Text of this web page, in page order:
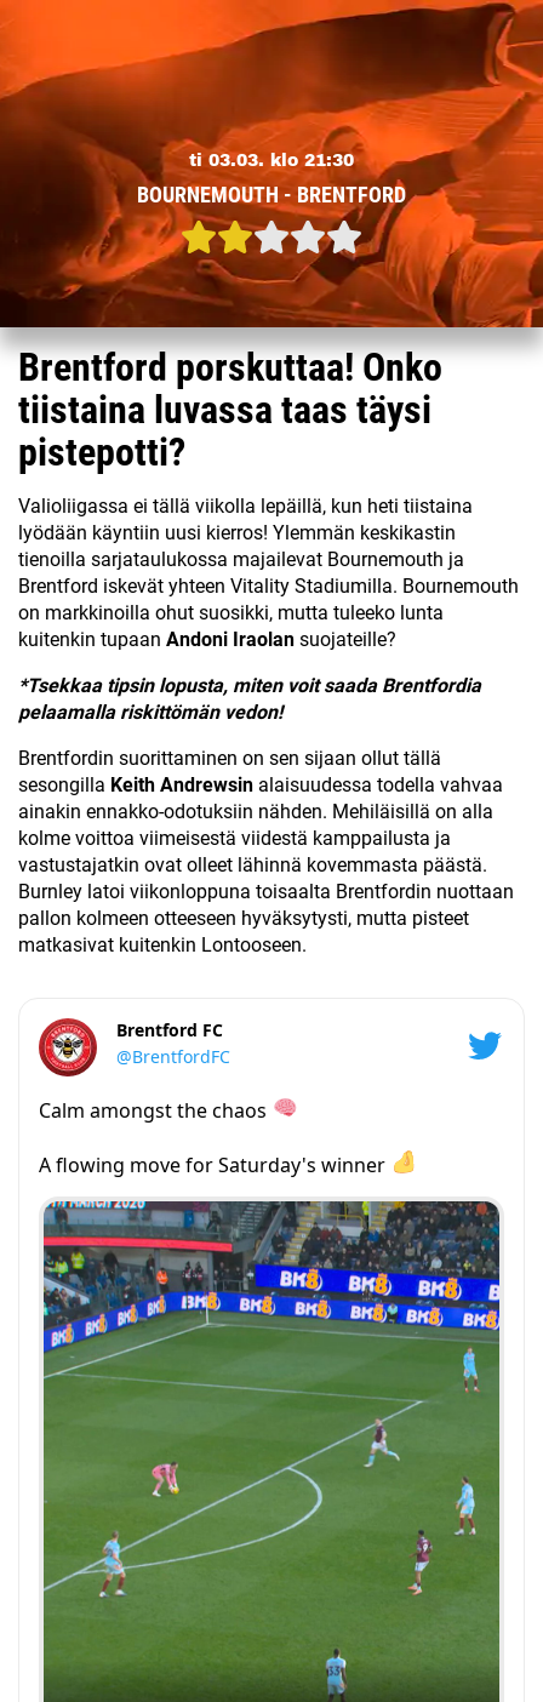
ti 03.03. klo 21:30
BOURNEMOUTH - BRENTFORD
Brentford porskuttaa! Onko
tiistaina luvassa taas täysi
pistepotti?
Valioliigassa ei tällä viikolla lepäillä, kun heti tiistaina
lyödään käyntiin uusi kierros! Ylemmän keskikastin
tienoilla sarjataulukossa majailevat Bournemouth ja
Brentford iskevät yhteen Vitality Stadiumilla. Bournemouth
on markkinoilla ohut suosikki, mutta tuleeko lunta
kuitenkin tupaan Andoni Iraolan suojateille?
*Tsekkaa tipsin lopusta, miten voit saada Brentfordia
pelaamalla riskittömän vedon!
Brentfordin suorittaminen on sen sijaan ollut tällä
sesongilla Keith Andrewsin alaisuudessa todella vahvaa
ainakin ennakko-odotuksiin nähden. Mehiläisillä on alla
kolme voittoa viimeisestä viidestä kamppailusta ja
vastustajatkin ovat olleet lähinnä kovemmasta päästä.
Burnley latoi viikonloppuna toisaalta Brentfordin nuottaan
pallon kolmeen otteeseen hyväksytysti, mutta pisteet
matkasivat kuitenkin Lontooseen.
Brentford FC
@BrentfordFC
Calm amongst the chaos
A flowing move for Saturday's winner